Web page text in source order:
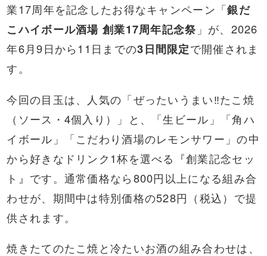
業17周年を記念したお得なキャンペーン「銀だ
こハイボール酒場 創業17周年記念祭 」が、2026
年6月9日から11日までの3日間限定で開催されま
す。
今回の目玉は、人気の「ぜったいうまい‼たこ焼
（ソース・4個入り）」と、「生ビール」「角ハ
イボール」「こだわり酒場のレモンサワー」の中
から好きなドリンク1杯を選べる『創業記念セッ
ト』です。通常価格なら800円以上になる組み合
わせが、期間中は特別価格の528円（税込）で提
供されます。
焼きたてのたこ焼と冷たいお酒の組み合わせは、